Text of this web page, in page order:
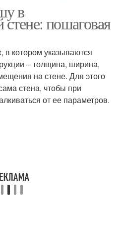
в
стене: пошаговая
в котором указываются
– толщина, ширина,
на стене. Для этого
стена, чтобы при
от ее параметров.